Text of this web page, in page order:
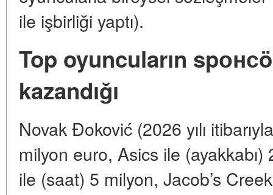
ile işbirliği yaptı).
Top oyuncuların
kazandığı
Novak Đoković (2026 yılı
milyon euro, Asics ile
ile (saat) 5 milyon, Jacob’s